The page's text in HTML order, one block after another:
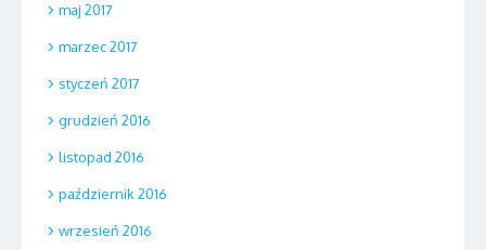
maj 2017
marzec 2017
styczeń 2017
grudzień 2016
listopad 2016
październik 2016
wrzesień 2016